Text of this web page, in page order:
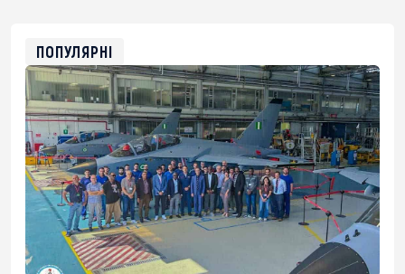
0xfD02863D3289416fcF50975c9DFda13623f97758
ПОПУЛЯРНІ